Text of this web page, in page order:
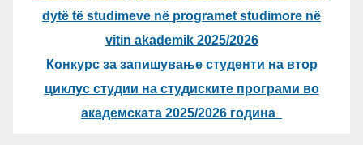
dytë të studimeve në programet studimore në
vitin akademik 2025/2026
Конкурс за запишување студенти на втор
циклус студии на студиските програми во
академската 2025/2026 година